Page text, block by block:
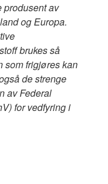
produsent av
og Europa.
brukes så
som frigjøres kan
de strenge
av Federal
for vedfyring i